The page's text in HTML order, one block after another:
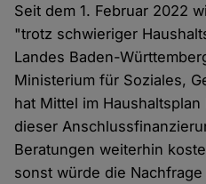
Seit dem 1. Februar 2022
"trotz schwieriger
Landes Baden-
Ministerium für Soziales,
hat Mittel im
dieser
Beratungen weiterhin
sonst würde die